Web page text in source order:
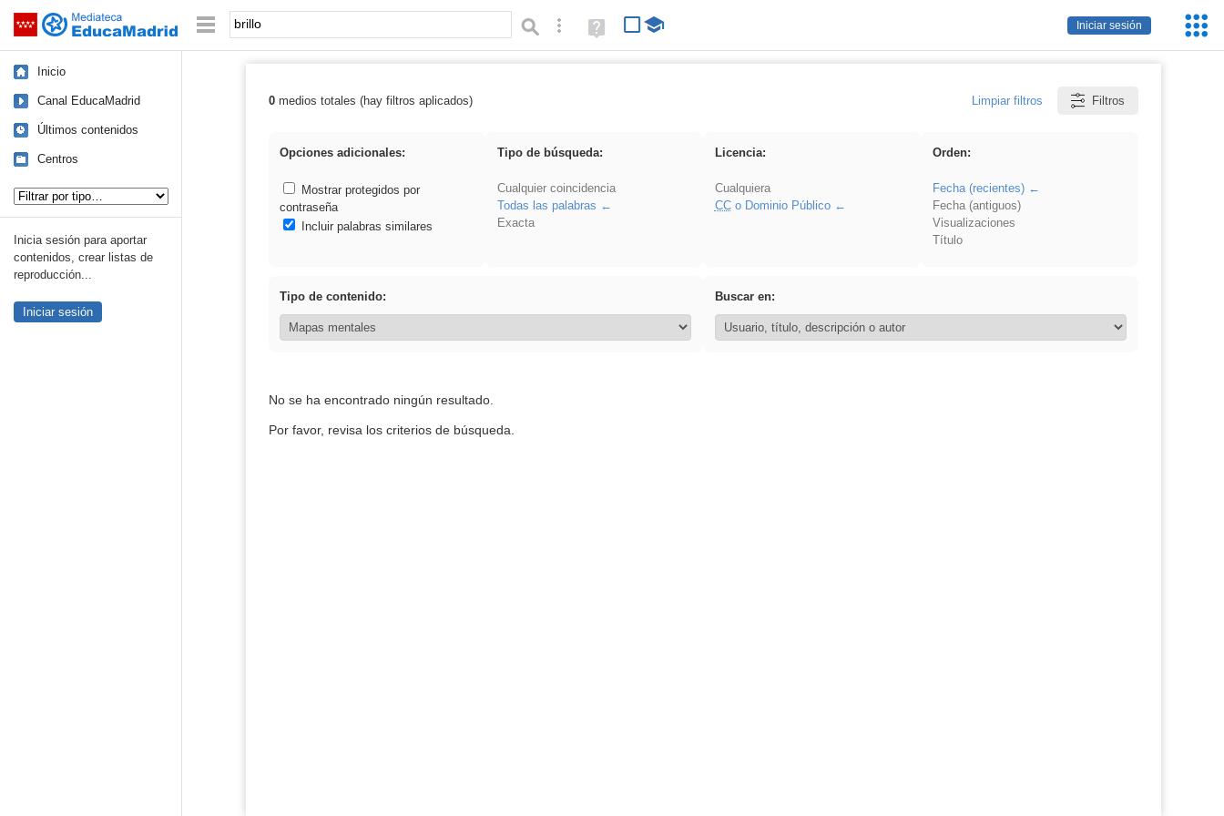
Saltar navegación
Iniciar sesión
Palabra o frase: Búsqueda avanzada
Ayuda
(en
Inicio
Canal EducaMadrid
Últimos contenidos
Centros
Inicia sesión para aportar
contenidos, crear listas de
reproducción...
Iniciar sesión
Resultados de: brillo
0medios totales (hay filtros aplicados) Limpiar filtros Filtros
Opciones adicionales:
Mostrar protegidos por
contraseña
Incluir palabras similares
Tipo de búsqueda:
Cualquier coincidencia
Todas las palabras
Exacta
Licencia:
Cualquiera
CCo Dominio Público
Orden:
Fecha (recientes)
Fecha (antiguos)
Visualizaciones
Título
Tipo de contenido: Buscar en:
No se ha encontrado ningún resultado.
Por favor, revisa los criterios de búsqueda.